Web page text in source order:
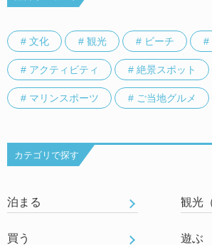
# 文化 # 観光 # ビーチ #
# アクティビティ # 絶景スポット
# マリンスポーツ # ご当地グルメ
カテゴリで探す
泊まる 観光
買う 遊ぶ